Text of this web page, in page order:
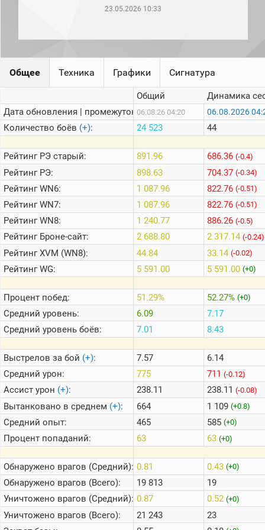
месяц)
Топ
последние
сессии)
Топ
Кланы
Статистика
стримеров
Информация
Онлайн
Цветовая
шкала
Теlegram
ВК
Портал
Танков
23.05.2026 10:33
Общее Техника Графики Сигнатура
Дата обновления | промежуток:
Количество боёв (+):
РейтингРЭ старый:
РейтингРЭ:
РейтингWN6:
РейтингWN7:
РейтингWN8:
РейтингБроне-сайт:
РейтингXVM (WN8):
РейтингWG:
Процент побед:
Средний уровень:
Средний уровень боёв:
Выстрелов за бой (+):
Средний урон:
Ассист урон (+):
Вытанковано в среднем (+):
Средний опыт:
Процент попаданий:
Обнаружено врагов (Средний):
Обнаружено врагов (Всего):
Уничтожено врагов (Средний):
Уничтожено врагов (Всего):
Общий
06.08.26 04:20
24 523
891.96
898.63
1 087.96
1 087.96
1 240.77
2 688.80
44.84
5 591.00
51.29%
6.09
7.01
7.57
775
238.11
664
465
63
0.81
19 813
0.87
21 243
Динамика
06.08.2026
44
686.36 (-0.4)
704.37 (-0.34)
822.76 (-0.51)
822.76 (-0.51)
886.26 (-0.5)
2 317.14 (-0.24)
33.14 (-0.02)
5 591.00 (+0)
52.27% (+0)
7.17
8.43
6.14
711 (-0.12)
238.11 (-0.08)
1 109 (+0.8)
585 (+0)
63 (+0)
0.43 (+0)
19
0.52 (+0)
23